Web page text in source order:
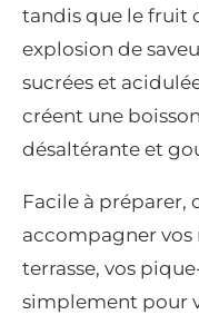
tandis que le fruit
explosion de
sucrées et
créent une
désaltérante et
Facile à préparer,
accompagner
terrasse, vos
simplement pour